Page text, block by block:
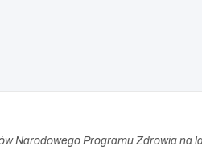
Narodowego Programu Zdrowia na